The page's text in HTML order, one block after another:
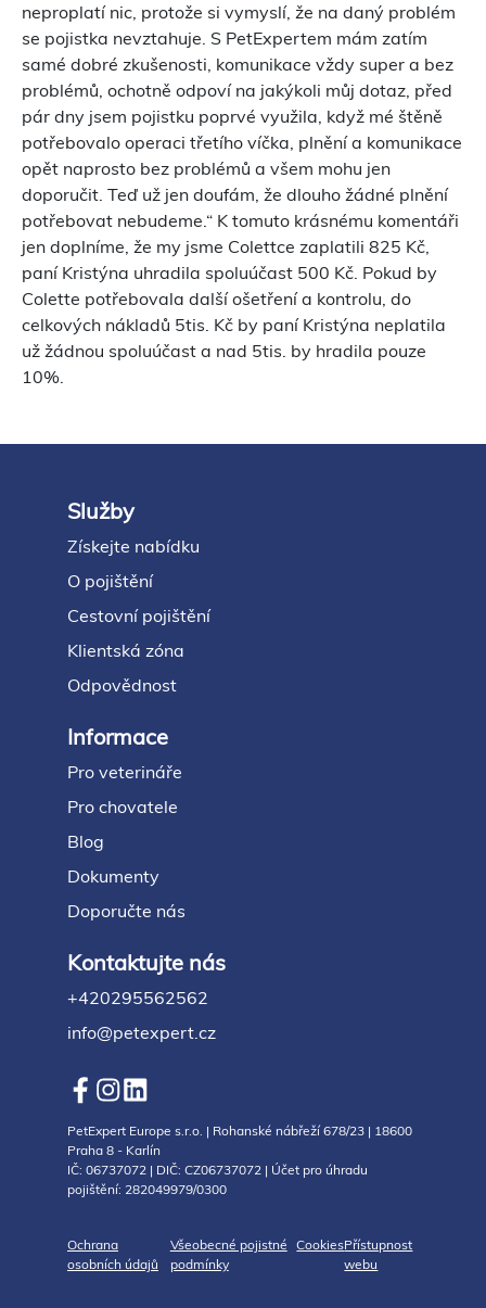
neproplatí nic, protože si vymyslí, že na daný problém
se pojistka nevztahuje. S PetExpertem mám zatím
samé dobré zkušenosti, komunikace vždy super a bez
problémů, ochotně odpoví na jakýkoli můj dotaz, před
pár dny jsem pojistku poprvé využila, když mé štěně
potřebovalo operaci třetího víčka, plnění a komunikace
opět naprosto bez problémů a všem mohu jen
doporučit. Teď už jen doufám, že dlouho žádné plnění
potřebovat nebudeme.“ K tomuto krásnému komentáři
jen doplníme, že my jsme Colettce zaplatili 825 Kč,
paní Kristýna uhradila spoluúčast 500 Kč. Pokud by
Colette potřebovala další ošetření a kontrolu, do
celkových nákladů 5tis. Kč by paní Kristýna neplatila
už žádnou spoluúčast a nad 5tis. by hradila pouze
10%.
Footer
Služby
Získejte nabídku
O pojištění
Cestovní pojištění
Klientská zóna
Odpovědnost
Informace
Pro veterináře
Pro chovatele
Blog
Dokumenty
Doporučte nás
Kontaktujte nás
+420295562562
info@petexpert.cz
PetExpert Europe s.r.o. | Rohanské nábřeží 678/23 | 18600
Praha 8 - Karlín
IČ: 06737072 | DIČ: CZ06737072 | Účet pro úhradu
pojištění: 282049979/0300
Ochrana
osobních údajů
Všeobecné pojistné
podmínky
CookiesPřístupnost
webu